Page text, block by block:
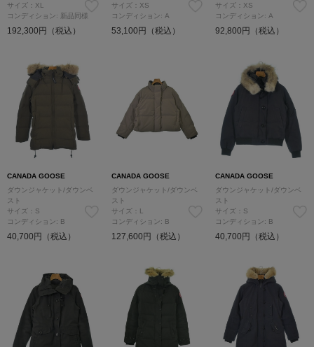
サイズ：XL
コンディション: 新品同様
192,300円（税込）
サイズ：XS
コンディション: A
53,100円（税込）
サイズ：XS
コンディション: A
92,800円（税込）
CANADA GOOSE
ダウンジャケット/ダウンベ
スト
サイズ：S
コンディション: B
40,700円（税込）
CANADA GOOSE
ダウンジャケット/ダウンベ
スト
サイズ：L
コンディション: B
127,600円（税込）
CANADA GOOSE
ダウンジャケット/ダウンベ
スト
サイズ：S
コンディション: B
40,700円（税込）